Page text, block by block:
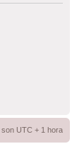
UTC + 1 hora